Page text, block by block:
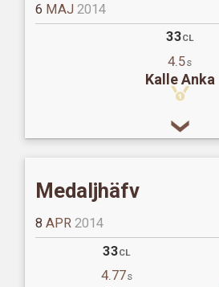
6 MAJ 2014
33CL
4.5s
Kalle Anka
Medaljhäfv
8 APR 2014
33CL
4.77s